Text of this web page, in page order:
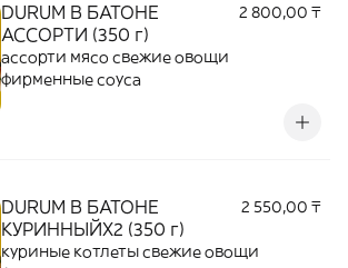
DURUM В БАТОНЕ
АССОРТИ (350 г)
2 800,00 ₸
ассорти мясо свежие овощи
фирменные соуса
DURUM В БАТОНЕ
КУРИННЫЙХ2 (350 г)
2 550,00 ₸
куриные котлеты свежие овощи